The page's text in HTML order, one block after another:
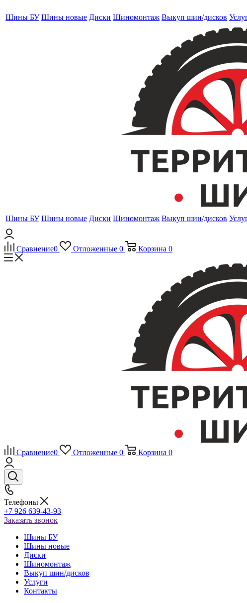
Шины БУ Шины новые Диски Шиномонтаж Выкуп шин/дисков
Шины БУ Шины новые Диски Шиномонтаж Выкуп шин/дисков
Сравнение0 Отложенные 0 Корзина 0
Сравнение0 Отложенные 0 Корзина 0
Телефоны
+7 926 639-43-93
Заказать звонок
Шины БУ
Шины новые
Диски
Шиномонтаж
Выкуп шин/дисков
Услуги
Контакты